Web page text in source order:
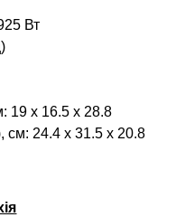
Вт
19 х 16.5 х 28.8
см: 24.4 х 31.5 х 20.8